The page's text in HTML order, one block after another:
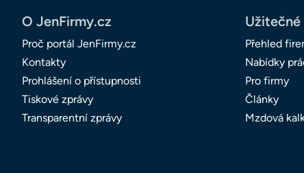
O JenFirmy.cz
Proč portál JenFirmy.cz
Kontakty
Prohlášení o přístupnosti
Tiskové zprávy
Transparentní zprávy
Přehled
Nabídky
Pro firmy
Články
Mzdová